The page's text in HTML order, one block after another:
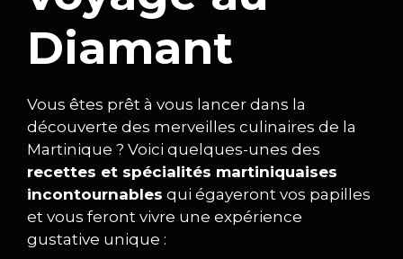
Diamant
Vous êtes prêt à vous lancer dans la
découverte des merveilles culinaires de la
Martinique ? Voici quelques-unes des
recettes et spécialités martiniquaises
incontournables qui égayeront vos papilles
et vous feront vivre une expérience
gustative unique :